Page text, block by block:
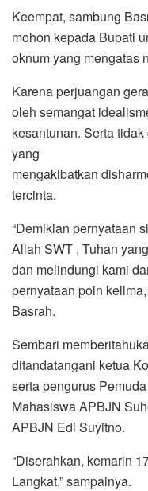
Keempat, sambung
mohon kepada Bupati
oknum yang mengatas
Karena perjuangan
oleh semangat
kesantunan. Serta
yang
mengakibatkan
tercinta.
“Demikian pernyataan
Allah SWT , Tuhan
dan melindungi kami
pernyataan poin
Basrah.
Sembari
ditandatangani ketua
serta pengurus
Mahasiswa APBJN
APBJN Edi Suyitno.
“Diserahkan, kemarin
Langkat,” sampainya.